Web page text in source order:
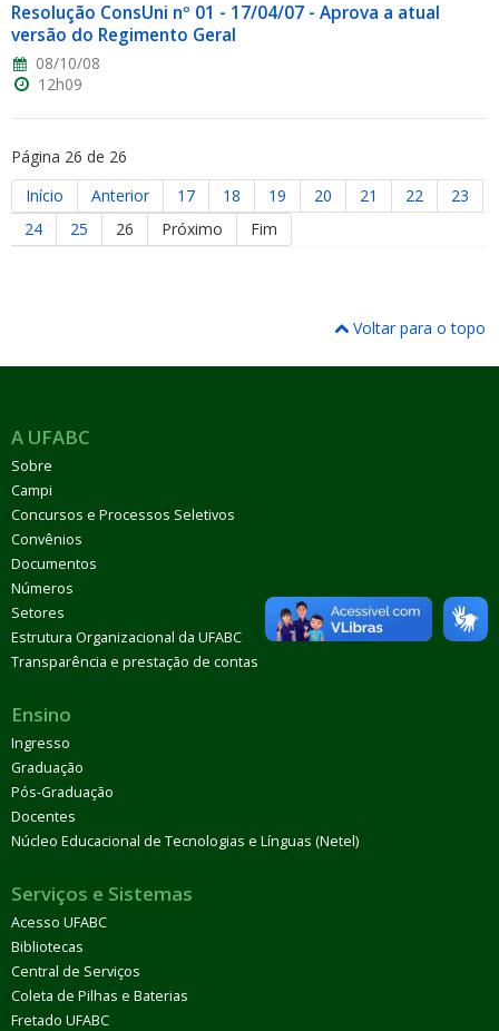
Resolução ConsUni nº 01 - 17/04/07 - Aprova a atual
versão do Regimento Geral
08/10/08
12h09
Página 26 de 26
Início
Anterior 17 18 19 20 21 22
23
24
25 26 Próximo Fim
Voltar para o topo
A UFABC
Sobre
Campi
Concursos e Processos Seletivos
Convênios
Documentos
Números
Setores
Estrutura Organizacional da UFABC
Transparência e prestação de contas
Ensino
Ingresso
Graduação
Pós-Graduação
Docentes
Núcleo Educacional de Tecnologias e Línguas (Netel)
Serviços e Sistemas
Acesso UFABC
Bibliotecas
Central de Serviços
Coleta de Pilhas e Baterias
Fretado UFABC